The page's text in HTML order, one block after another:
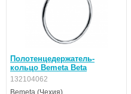
Полотенцедержатель-
кольцо Bemeta Beta
132104062
Bemeta (Чехия)